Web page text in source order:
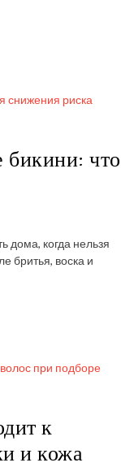
что
дома, когда нельзя
бритья, воска и
к
и кожа